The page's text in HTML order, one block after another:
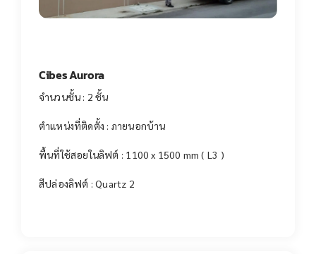
Cibes Aurora
จำนวนชั้น : 2 ชั้น
ตำแหน่งที่ติดตั้ง : ภายนอกบ้าน
พื้นที่ใช้สอยในลิฟต์ : 1100 x 1500 mm ( L3 )
สีปล่องลิฟต์ : Quartz 2